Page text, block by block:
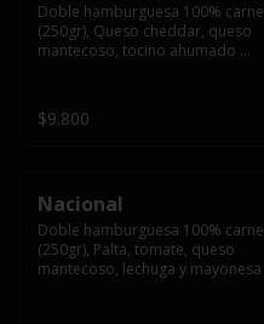
Doble hamburguesa 100% carne
(250gr), Queso cheddar, queso
mantecoso, tocino ahumado
brioche y acompañado de papas
fritas.
$9.800
Nacional
Doble hamburguesa 100% carne
(250gr), Palta, tomate, queso
mantecoso, lechuga y mayonesa